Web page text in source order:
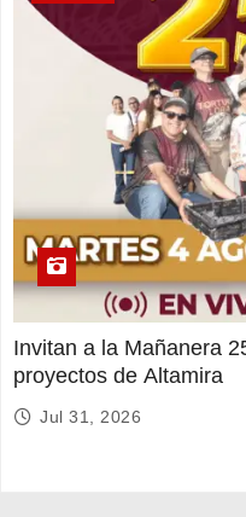
Invitan a la Mañanera
proyectos de Altamira
Jul 31, 2026